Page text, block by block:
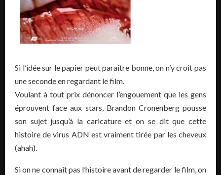
Si l’idée sur le papier peut paraître bonne, on n’y croit pas
une seconde en regardant le film.
Voulant à tout prix dénoncer l’engouement que les gens
éprouvent face aux stars, Brandon Cronenberg pousse
son sujet jusqu’à la caricature et on se dit que cette
histoire de virus ADN est vraiment tirée par les cheveux
(ahah).
Si on ne connaît pas l’histoire avant de regarder le film, on